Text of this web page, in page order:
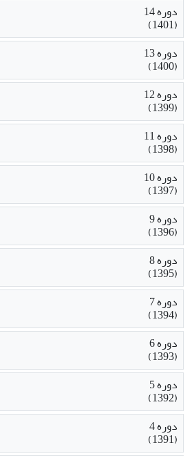
دوره 14
(1401)
دوره 13
(1400)
دوره 12
(1399)
دوره 11
(1398)
دوره 10
(1397)
دوره 9
(1396)
دوره 8
(1395)
دوره 7
(1394)
دوره 6
(1393)
دوره 5
(1392)
دوره 4
(1391)